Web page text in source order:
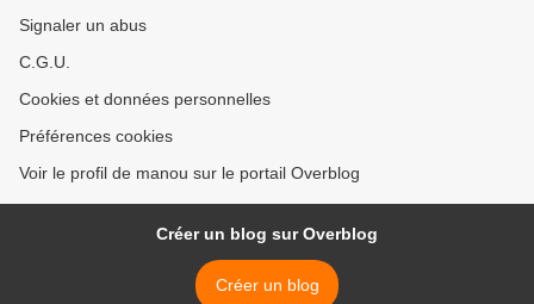
Signaler un abus
C.G.U.
Cookies et données personnelles
Préférences cookies
Voir le profil de manou sur le portail Overblog
Créer un blog sur Overblog
Créer un blog